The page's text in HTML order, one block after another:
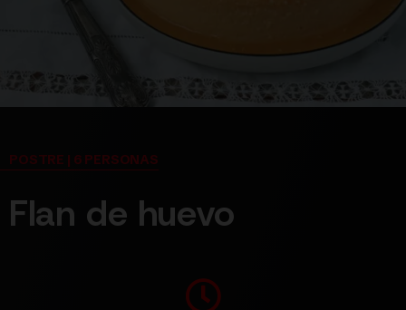
POSTRE | 6 PERSONAS
Flan de huevo